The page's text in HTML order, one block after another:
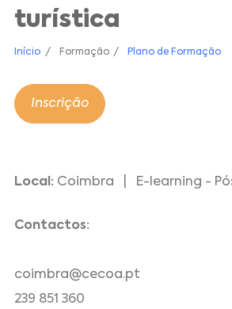
turística
Início Formação Plano de Formação
Inscrição
Local: Coimbra | E-learning -
Contactos:
coimbra@cecoa.pt
239 851 360